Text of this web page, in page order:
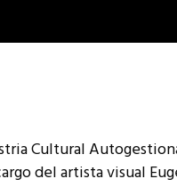
Cultural
del artista visual